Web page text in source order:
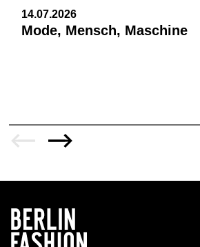
14.07.2026
Mode, Mensch, Maschine